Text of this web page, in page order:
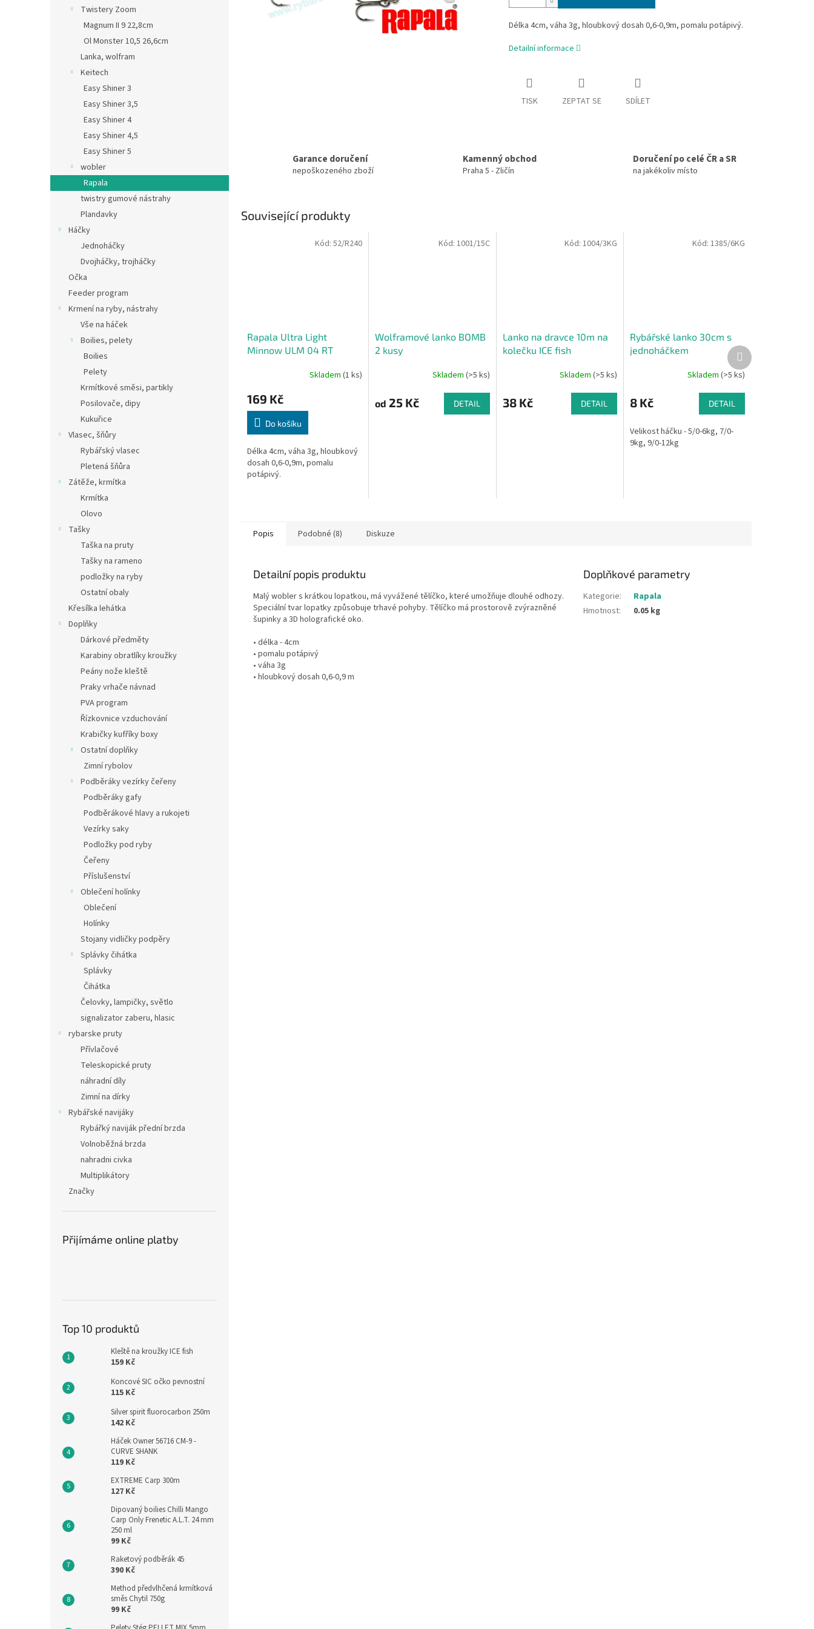
Twistery Zoom
Magnum II 9 22,8cm
Ol Monster 10,5 26,6cm
Lanka, wolfram
Keitech
Easy Shiner 3
Easy Shiner 3,5
Easy Shiner 4
Easy Shiner 4,5
Easy Shiner 5
wobler
Rapala
twistry gumové nástrahy
Plandavky
Háčky
Jednoháčky
Dvojháčky, trojháčky
Očka
Feeder program
Krmení na ryby, nástrahy
Vše na háček
Boilies, pelety
Boilies
Pelety
Krmítkové směsi, partikly
Posilovače, dipy
Kukuřice
Vlasec, šňůry
Rybářský vlasec
Pletená šňůra
Zátěže, krmítka
Krmítka
Olovo
Tašky
Taška na pruty
Tašky na rameno
podložky na ryby
Ostatní obaly
Křesílka lehátka
Doplňky
Dárkové předměty
Karabiny obratlíky kroužky
Peány nože kleště
Praky vrhače návnad
PVA program
Řízkovnice vzduchování
Krabičky kufříky boxy
Ostatní doplňky
Zimní rybolov
Podběráky vezírky čeřeny
Podběráky gafy
Podběrákové hlavy a rukojeti
Vezírky saky
Podložky pod ryby
Čeřeny
Příslušenství
Oblečení holínky
Oblečení
Holínky
Stojany vidličky podpěry
Splávky čihátka
Splávky
Čihátka
Čelovky, lampičky, světlo
signalizator zaberu, hlasic
rybarske pruty
Přívlačové
Teleskopické pruty
náhradní díly
Zimní na dírky
Rybářské navijáky
Rybářký naviják přední brzda
Volnoběžná brzda
nahradni civka
Multiplikátory
Značky
Přijímáme online platby
Top 10 produktů
Kleště na kroužky ICE fish
159 Kč
Koncové SIC očko pevnostní
115 Kč
Silver spirit fluorocarbon 250m
142 Kč
Háček Owner 56716 CM-9 -
CURVE SHANK
119 Kč
EXTREME Carp 300m
127 Kč
Dipovaný boilies Chilli Mango
Carp Only Frenetic A.L.T. 24 mm
250 ml
99 Kč
Raketový podběrák 45
390 Kč
Method předvlhčená krmítková
směs Chytil 750g
99 Kč
Délka 4cm, váha 3g, hloubkový dosah 0,6-0,9m, pomalu potápivý.
Detailní informace
TISK ZEPTAT SE SDÍLET
Garance doručení
nepoškozeného zboží
Kamenný obchod
Praha 5 - Zličín
Doručení po celé ČR a SR
na jakékoliv místo
Související produkty
Rapala Ultra Light
Minnow ULM 04 RT
Skladem (1 ks)
169 Kč
Do košíku
Délka 4cm, váha 3g, hloubkový
dosah 0,6-0,9m, pomalu
potápivý.
Kód: 52/R240
Wolframové lanko BOMB
2 kusy
Skladem (>5 ks)
od 25 Kč DETAIL
Kód: 1001/15C
Lanko na dravce 10m na
kolečku ICE fish
Skladem(>5 ks)
38 Kč DETAIL
Kód:1004/3KG
Rybářské lanko 30cm s
jednoháčkem
Skladem (>5 ks)
8 Kč DETAIL
Velikost háčku - 5/0-6kg, 7/0-
9kg, 9/0-12kg
Kód: 1385/6KG
Další
produkt
Popis Podobné (8) Diskuze
Detailní popis produktu
Malý wobler s krátkou lopatkou, má vyvážené tělíčko, které umožňuje dlouhé odhozy.
Speciální tvar lopatky způsobuje trhavé pohyby. Tělíčko má prostorově zvýrazněné
šupinky a 3D holografické oko.
• délka - 4cm
• pomalu potápivý
• váha 3g
• hloubkový dosah 0,6-0,9 m
Doplňkové parametry
Kategorie:
Rapala
Hmotnost: 0.05 kg